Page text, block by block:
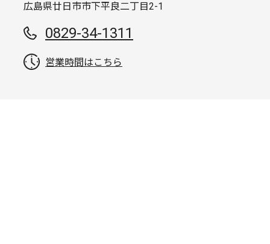
広島県廿日市市下平良二丁目2-1
0829-34-1311
営業時間はこちら